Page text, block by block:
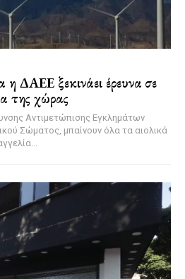
η ΔΑΕΕ ξεκινάει έρευνα σε
της χώρας
Αντιμετώπισης Εγκλημάτων
Σώματος, μπαίνουν όλα τα αιολικά